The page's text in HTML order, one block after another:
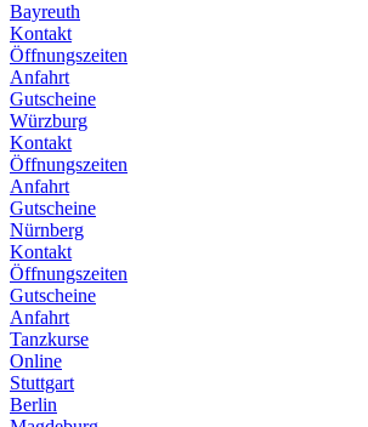
Bayreuth
Kontakt
Öffnungszeiten
Anfahrt
Gutscheine
Würzburg
Kontakt
Öffnungszeiten
Anfahrt
Gutscheine
Nürnberg
Kontakt
Öffnungszeiten
Gutscheine
Anfahrt
Tanzkurse
Online
Stuttgart
Berlin